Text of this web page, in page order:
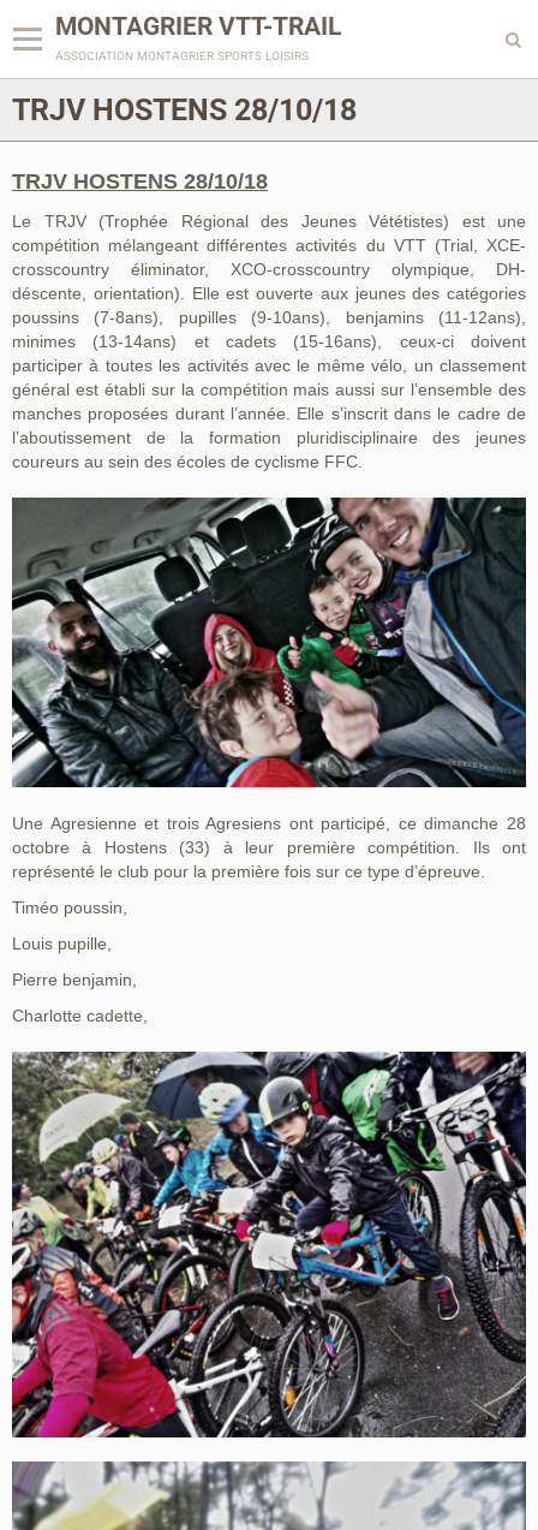
MONTAGRIER VTT-TRAIL
association montagrier sports loisirs
TRJV HOSTENS 28/10/18
TRJV HOSTENS 28/10/18
Le TRJV (Trophée Régional des Jeunes Vététistes) est une
compétition mélangeant différentes activités du VTT (Trial, XCE-
crosscountry éliminator, XCO-crosscountry olympique, DH-
déscente, orientation). Elle est ouverte aux jeunes des catégories
poussins (7-8ans), pupilles (9-10ans), benjamins (11-12ans),
minimes (13-14ans) et cadets (15-16ans), ceux-ci doivent
participer à toutes les activités avec le même vélo, un classement
général est établi sur la compétition mais aussi sur l’ensemble des
manches proposées durant l’année. Elle s’inscrit dans le cadre de
l’aboutissement de la formation pluridisciplinaire des jeunes
coureurs au sein des écoles de cyclisme FFC.
Une Agresienne et trois Agresiens ont participé, ce dimanche 28
octobre à Hostens (33) à leur première compétition. Ils ont
représenté le club pour la première fois sur ce type d’épreuve.
Timéo poussin,
Louis pupille,
Pierre benjamin,
Charlotte cadette,